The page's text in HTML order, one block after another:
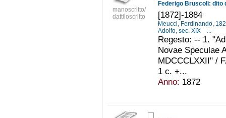
manoscritto/
dattiloscritto
Federigo Bruscoli: dito
[1872]-1884
Meucci, Ferdinando,
Adolfo, sec. XIX
...
Regesto: -- 1.
Novae Speculae
MDCCCLXXII" /
1 c. +...
Anno: 1872